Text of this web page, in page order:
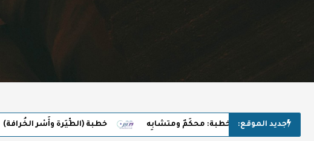
جديد الموقع:خطبة: محكَمٌ ومتشابِه خطبة (الطِّيَرة وأَسْر الخُرافة)